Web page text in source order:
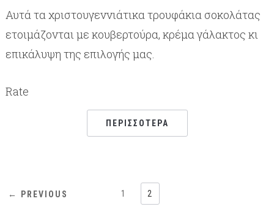
Αυτά τα χριστουγεννιάτικα τρουφάκια σοκολάτας
ετοιμάζονται με κουβερτούρα, κρέμα γάλακτος κι
επικάλυψη της επιλογής μας.
Rate
ΠΕΡΙΣΣΌΤΕΡΑ
← PREVIOUS 1 2